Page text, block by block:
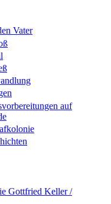
Vater
auf
Gottfried Keller /